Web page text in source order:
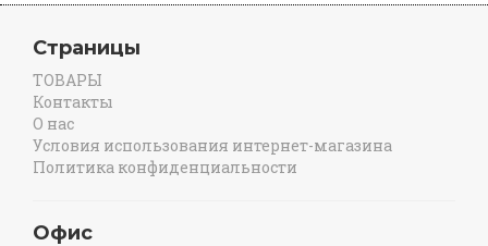
Страницы
ТОВАРЫ
Контакты
О нас
Условия использования интернет-магазина
Политика конфиденциальности
Офис